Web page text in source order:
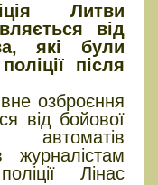
Литви
від
які були
після
озброєння
від бойової
Лінас